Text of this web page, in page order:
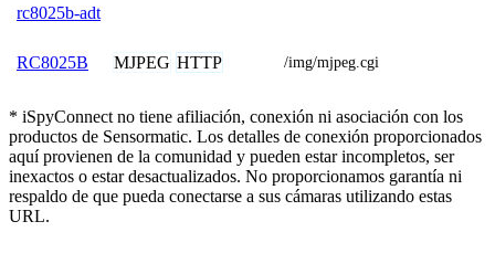
rc8025b-adt
RC8025B MJPEG HTTP /img/mjpeg.cgi
* iSpyConnect no tiene afiliación, conexión ni asociación con los
productos de Sensormatic. Los detalles de conexión proporcionados
aquí provienen de la comunidad y pueden estar incompletos, ser
inexactos o estar desactualizados. No proporcionamos garantía ni
respaldo de que pueda conectarse a sus cámaras utilizando estas
URL.